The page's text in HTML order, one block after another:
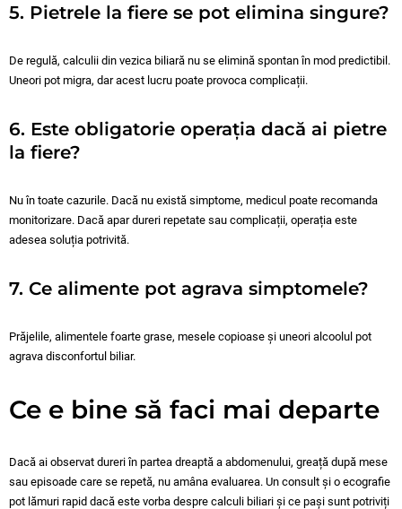
5. Pietrele la fiere se pot elimina singure?
De regulă, calculii din vezica biliară nu se elimină spontan în mod predictibil.
Uneori pot migra, dar acest lucru poate provoca complicații.
6. Este obligatorie operația dacă ai pietre
la fiere?
Nu în toate cazurile. Dacă nu există simptome, medicul poate recomanda
monitorizare. Dacă apar dureri repetate sau complicații, operația este
adesea soluția potrivită.
7. Ce alimente pot agrava simptomele?
Prăjelile, alimentele foarte grase, mesele copioase și uneori alcoolul pot
agrava disconfortul biliar.
Ce e bine să faci mai departe
Dacă ai observat dureri în partea dreaptă a abdomenului, greață după mese
sau episoade care se repetă, nu amâna evaluarea. Un consult și o ecografie
pot lămuri rapid dacă este vorba despre calculi biliari și ce pași sunt potriviți